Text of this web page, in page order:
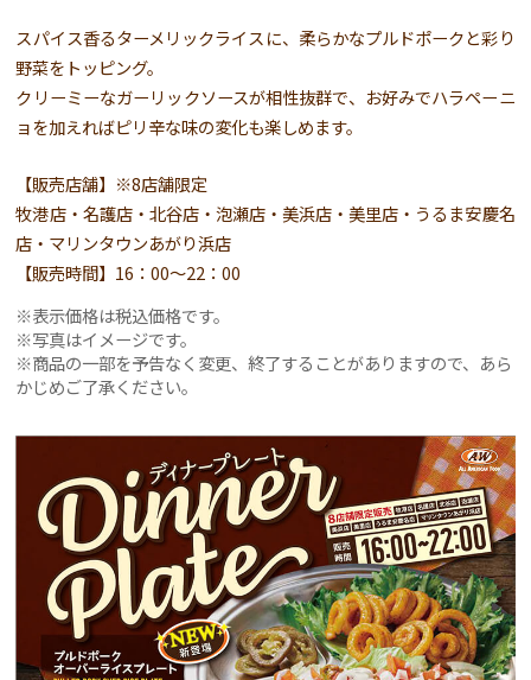
スパイス香るターメリックライスに、柔らかなプルドポークと彩り
野菜をトッピング。
クリーミーなガーリックソースが相性抜群で、お好みでハラペーニ
ョを加えればピリ辛な味の変化も楽しめます。
【販売店舗】※8店舗限定
牧港店・名護店・北谷店・泡瀬店・美浜店・美里店・うるま安慶名
店・マリンタウンあがり浜店
【販売時間】16：00〜22：00
表示価格は税込価格です。
写真はイメージです。
商品の一部を予告なく変更、終了することがありますので、あら
かじめご了承ください。